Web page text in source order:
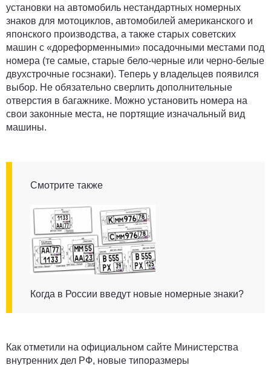
установки на автомобиль нестандартных номерных
знаков для мотоциклов, автомобилей американского и
японского производства, а также старых советских
машин с «дореформенными» посадочными местами под
номера (те самые, старые бело-черные или черно-белые
двухстрочные госзнаки). Теперь у владельцев появился
выбор. Не обязательно сверлить дополнительные
отверстия в багажнике. Можно установить номера на
свои законные места, не портящие изначальный вид
машины.
Смотрите также
Когда в России введут новые номерные знаки?
Как отметили на официальном сайте Министерства
внутренних дел РФ, новые типоразмеры